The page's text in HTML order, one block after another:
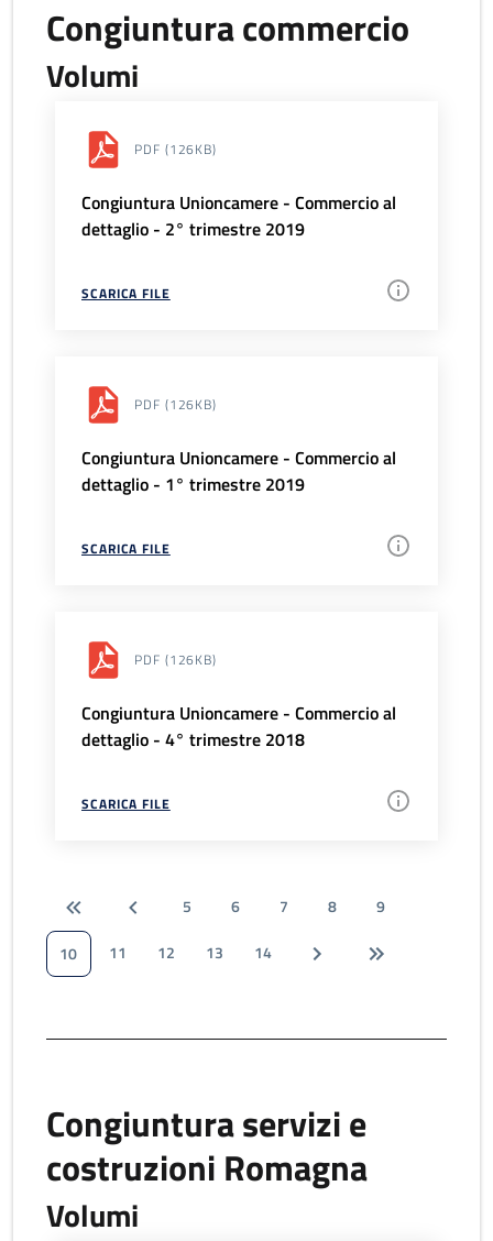
Congiuntura commercio
Volumi
PDF (126KB)
Congiuntura Unioncamere - Commercio al
dettaglio - 2° trimestre 2019
SCARICA FILE
PDF (126KB)
Congiuntura Unioncamere - Commercio al
dettaglio - 1° trimestre 2019
SCARICA FILE
PDF (126KB)
Congiuntura Unioncamere - Commercio al
dettaglio - 4° trimestre 2018
SCARICA FILE
5 6 7 8
9
10
11 12 13 14
Congiuntura servizi e
costruzioni Romagna
Volumi